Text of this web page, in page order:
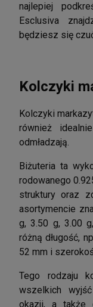
najlepiej
Esclusiva
będziesz się
Kolczyki
Kolczyki
również
odmładzają.
Biżuteria ta
rodowanego
struktury oraz
asortymencie
g, 3.50 g, 3.00
różną długość,
52 mm i
Tego rodzaju
wszelkich
okazji, a także